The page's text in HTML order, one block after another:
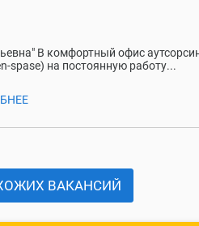
В комфортный офис
spase) на постоянную работу...
ВАКАНСИЙ